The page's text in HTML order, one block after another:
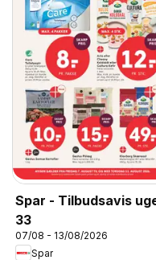
Spar - Tilbudsavis
33
07/08 - 13/08/2026
Spar